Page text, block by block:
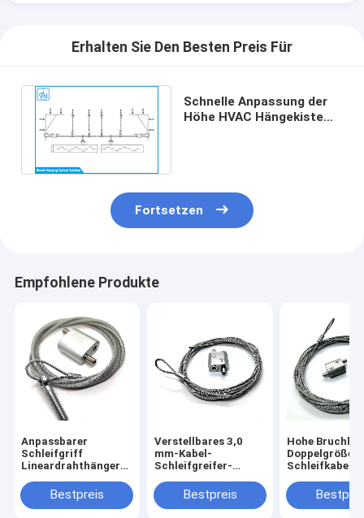
Erhalten Sie Den Besten Preis Für
Schnelle Anpassung der
Höhe HVAC Hängekiste
Fortsetzen
Empfohlene Produkte
Anpassbarer
Schleifgriff
Lineardrahthänger
Beleuchtung
Bestpreis
Verstellbares 3,0
mm-Kabel-
Schleifgreifer-
HVAC-Kanäle
Bestpreis
Hohe
Doppelgröße
Stahldrahtseil